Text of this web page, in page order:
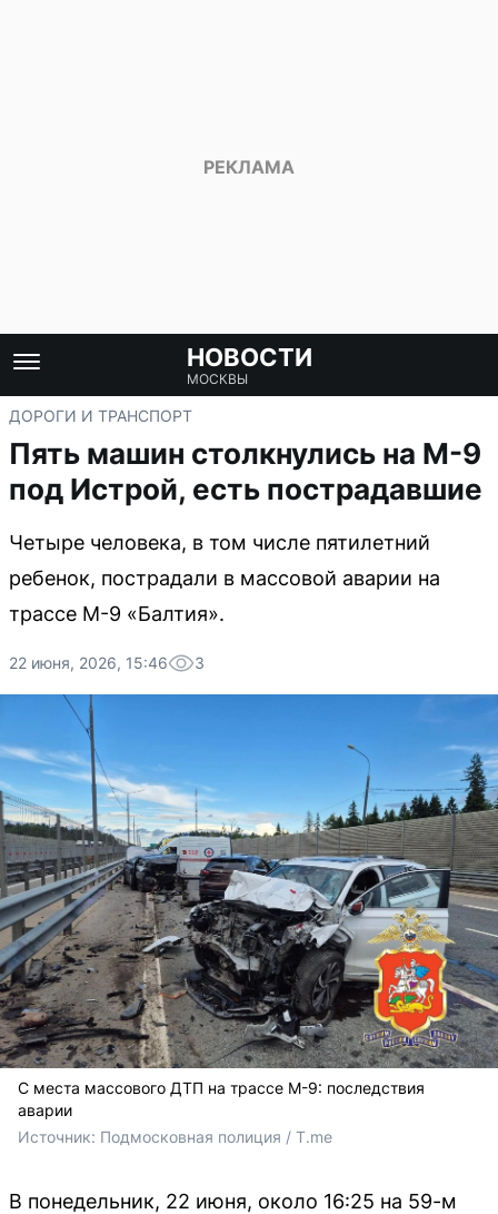
НОВОСТИ
МОСКВЫ
ДОРОГИ И ТРАНСПОРТ
Пять машин столкнулись на М-9
под Истрой, есть пострадавшие
Четыре человека, в том числе пятилетний
ребенок, пострадали в массовой аварии на
трассе М-9 «Балтия».
22 июня, 2026, 15:46 3
С места массового ДТП на трассе М-9: последствия
аварии
Источник: Подмосковная полиция / T.me
В понедельник, 22 июня, около 16:25 на 59-м